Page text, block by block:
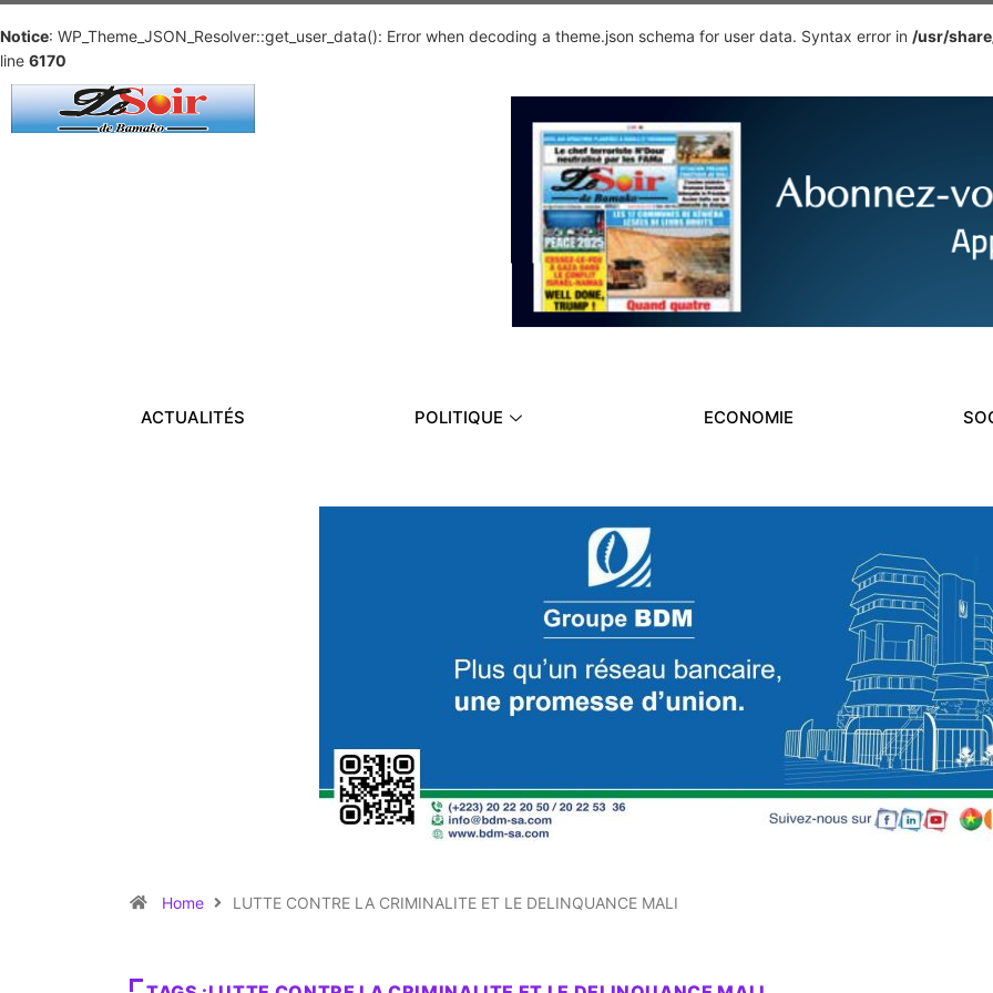
Notice: WP_Theme_JSON_Resolver::get_user_data(): Error when decoding a theme.json schema for user data. Syntax error in /usr/
line 6170
ACTUALITÉS POLITIQUE ECONOMIE
Home LUTTE CONTRE LA CRIMINALITE ET LE DELINQUANCE MALI